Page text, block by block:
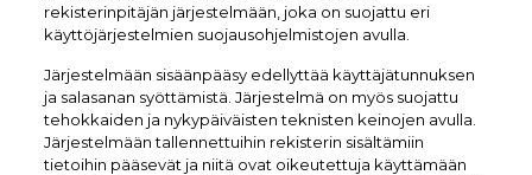
rekisterinpitäjän järjestelmään, joka on suojattu eri
käyttöjärjestelmien suojausohjelmistojen avulla.
Järjestelmään sisäänpääsy edellyttää käyttäjätunnuksen
ja salasanan syöttämistä. Järjestelmä on myös suojattu
tehokkaiden ja nykypäiväisten teknisten keinojen avulla.
Järjestelmään tallennettuihin rekisterin sisältämiin
tietoihin pääsevät ja niitä ovat oikeutettuja käyttämään